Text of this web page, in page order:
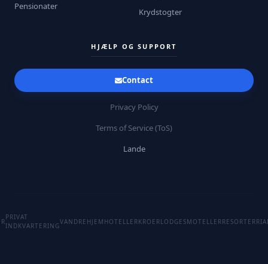
Pensionater
Krydstogter
HJÆLP OG SUPPORT
Contact
Privacy Policy
Terms of Service (ToS)
Lande
PRIVAT
INDKVARTERING
VANDREHJEM HOTELLERKROERLODGESMOTELLERRESORTER